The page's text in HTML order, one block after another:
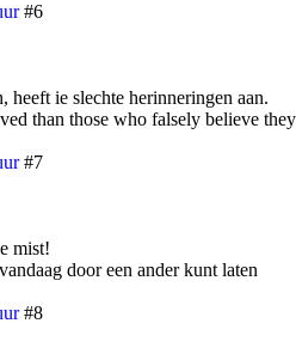
#6
ie slechte herinneringen aan.
than those who falsely believe they
#7
mist!
door een ander kunt laten
#8